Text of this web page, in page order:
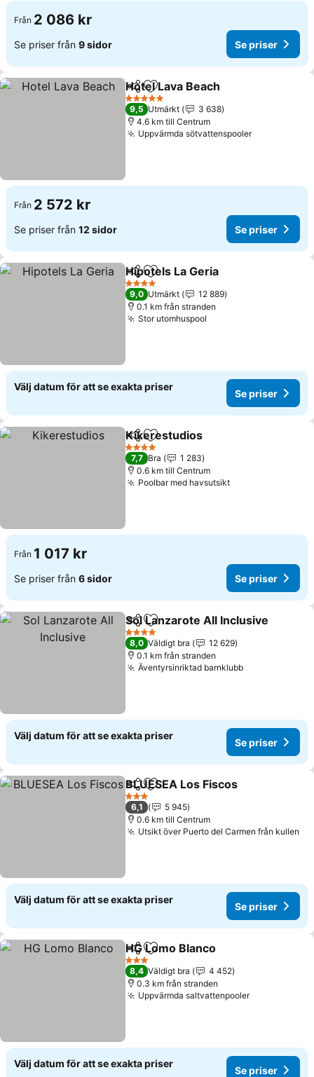
Från 2 086 kr
Se priser från 9 sidor Se priser
Dela Lägg till i Mina Favoriter
Hotel Lava Beach
5 Stjärnor
9,5 Utmärkt
3 638
4.6 km till Centrum
Uppvärmda sötvattenspoolerSe priser
Från 2 572 kr
Se priser från 12 sidor Se priser
Dela Lägg till i Mina Favoriter
Hipotels La Geria
4 Stjärnor
9,0 Utmärkt
12 889
0.1 km från stranden
Stor utomhuspool
Välj datum för att se exakta priser
Se priser
Dela Lägg till i Mina Favoriter
Kikerestudios
4 Stjärnor
7,7 Bra
1 283
0.6 km till Centrum
Poolbar med havsutsiktSe priser
Från 1 017 kr
Se priser från 6 sidor Se priser
Dela Lägg till i Mina Favoriter
Sol Lanzarote All Inclusive
4 Stjärnor
8,0 Väldigt bra
12 629
0.1 km från stranden
Äventyrsinriktad barnklubbSe priser
Välj datum för att se exakta priser
Se priser
Dela Lägg till i Mina Favoriter
BLUESEA Los Fiscos
3 Stjärnor
6,1
5 945
0.6 km till Centrum
Utsikt över Puerto del Carmen från kullen
Välj datum för att se exakta priser
Se priser
Dela Lägg till i Mina Favoriter
HG Lomo Blanco
3 Stjärnor
8,4 Väldigt bra
4 452
0.3 km från stranden
Uppvärmda saltvattenpoolerSe priser
Välj datum för att se exakta priser
Se priser